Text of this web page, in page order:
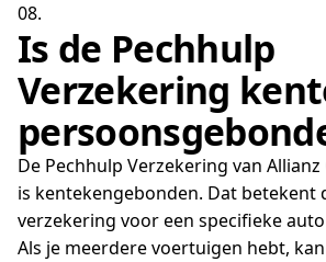
08.
Is de Pechhulp
Verzekering
De Pechhulp Verzekering van
is kentekengebonden. Dat betekent
verzekering voor een specifieke
Als je meerdere voertuigen hebt,